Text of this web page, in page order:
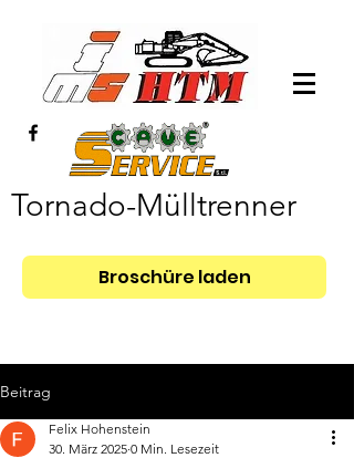
Tornado-Mülltrenner
Broschüre laden
Beitrag
Felix Hohenstein
30. März 2025 0 Min. Lesezeit